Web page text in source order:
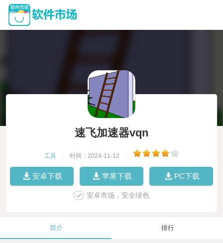
速飞加速器vqn
工具 时间：2024-11-12
安卓下载 苹果下载 PC下载
安卓市场，安全绿色
简介 排行